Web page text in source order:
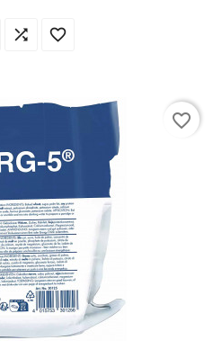
 
favorite_border